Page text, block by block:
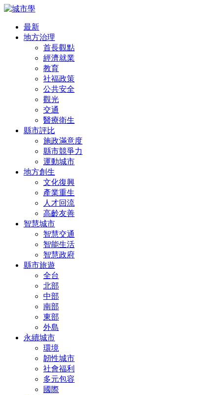
最新
地方治理
首長觀點
經濟就業
教育
社福政策
公共安全
觀光
交通
醫療衛生
縣市評比
施政滿意度
縣市競爭力
運動城市
地方創生
文化復興
產業重生
人才回流
高齡友善
智慧城市
智慧交通
智能生活
智慧政府
縣市旅遊
全台
北部
中部
南部
東部
外島
永續城市
環境
韌性城市
社會福利
多元包容
國際